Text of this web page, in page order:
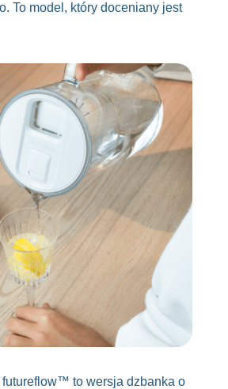
To model, który doceniany jest
to wersja dzbanka o